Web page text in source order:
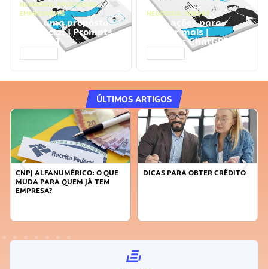
NEGÓCIOS, PROCESSOS
EMPRESARIAIS
Faça uma proposta
comercial | Prompts
ChatGPT
NEGÓCIOS, VENDAS
Faça ações para
vender mais |
Prompts ChatGPT
ÚLTIMOS ARTIGOS
DICAS PARA OBTER CRÉDITO
FAÇA A DIFERENÇA: SEJA